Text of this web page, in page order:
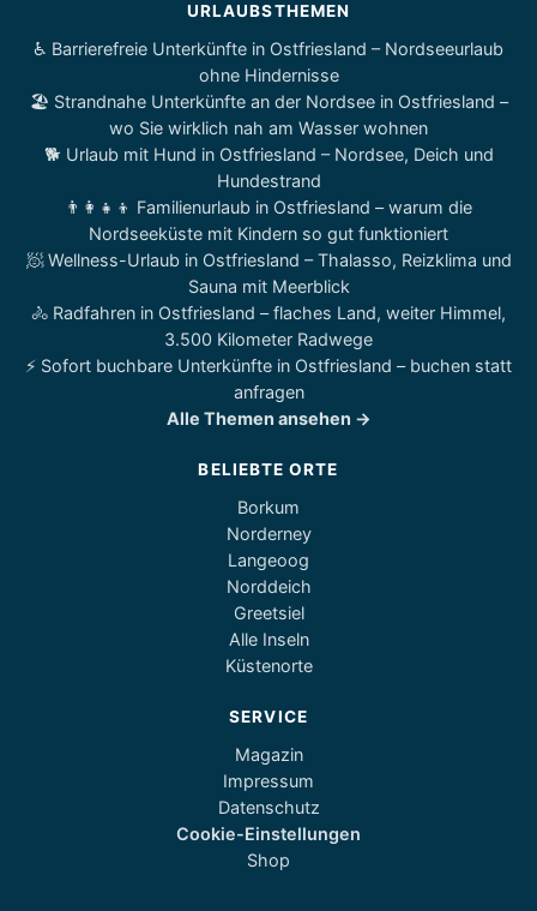
URLAUBSTHEMEN
♿ Barrierefreie Unterkünfte in Ostfriesland – Nordseeurlaub
ohne Hindernisse
🏖️ Strandnahe Unterkünfte an der Nordsee in Ostfriesland –
wo Sie wirklich nah am Wasser wohnen
🐕 Urlaub mit Hund in Ostfriesland – Nordsee, Deich und
Hundestrand
👨‍👩‍👧‍👦 Familienurlaub in Ostfriesland – warum die
Nordseeküste mit Kindern so gut funktioniert
🧖 Wellness-Urlaub in Ostfriesland – Thalasso, Reizklima und
Sauna mit Meerblick
🚴 Radfahren in Ostfriesland – flaches Land, weiter Himmel,
3.500 Kilometer Radwege
⚡ Sofort buchbare Unterkünfte in Ostfriesland – buchen statt
anfragen
Alle Themen ansehen →
BELIEBTE ORTE
Borkum
Norderney
Langeoog
Norddeich
Greetsiel
Alle Inseln
Küstenorte
SERVICE
Magazin
Impressum
Datenschutz
Cookie-Einstellungen
Shop